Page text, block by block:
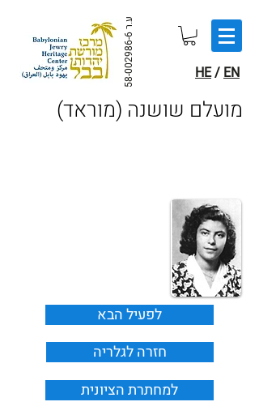
ע.ר
58-002986-6 HE/ EN
(מועלם שושנה (מוראד
לפעיל הבא
חזרה לגלריה
למחתרת הציונית